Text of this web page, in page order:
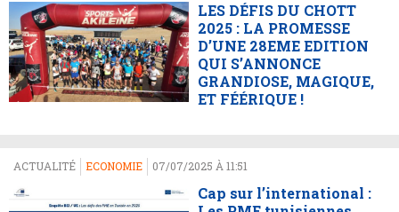
LES DÉFIS DU CHOTT
2025 : LA PROMESSE
D’UNE 28EME EDITION
QUI S’ANNONCE
GRANDIOSE, MAGIQUE,
ET FÉÉRIQUE !
ACTUALITÉ ECONOMIE 07/07/2025 À 11:51
Cap sur l’international :